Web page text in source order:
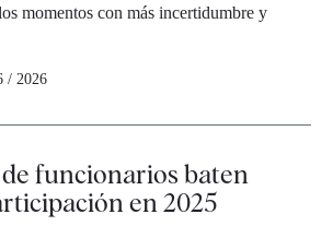
momentos con más incertidumbre y
/ 2026
funcionarios baten
en 2025